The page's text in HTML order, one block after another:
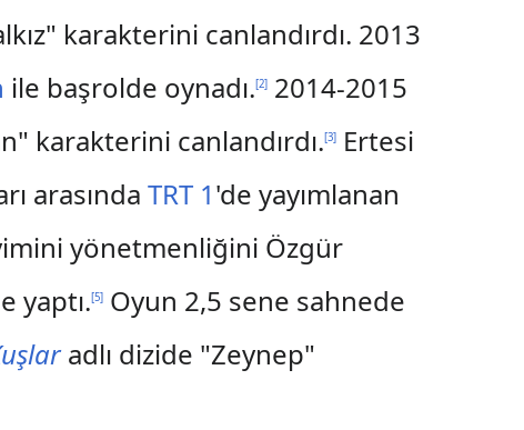
karakterini canlandırdı. 2013
ile başrolde oynadı.[2] 2014-2015
karakterini canlandırdı.[3]
Ertesi
arasındaTRT 1'de yayımlanan
yönetmenliğini Özgür
yaptı.[5] Oyun 2,5 sene sahnede
adlı dizide "Zeynep"